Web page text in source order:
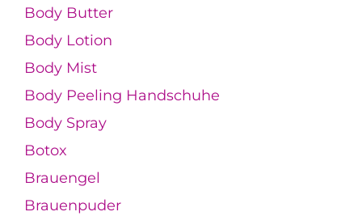
Body Butter
Body Lotion
Body Mist
Body Peeling Handschuhe
Body Spray
Botox
Brauengel
Brauenpuder